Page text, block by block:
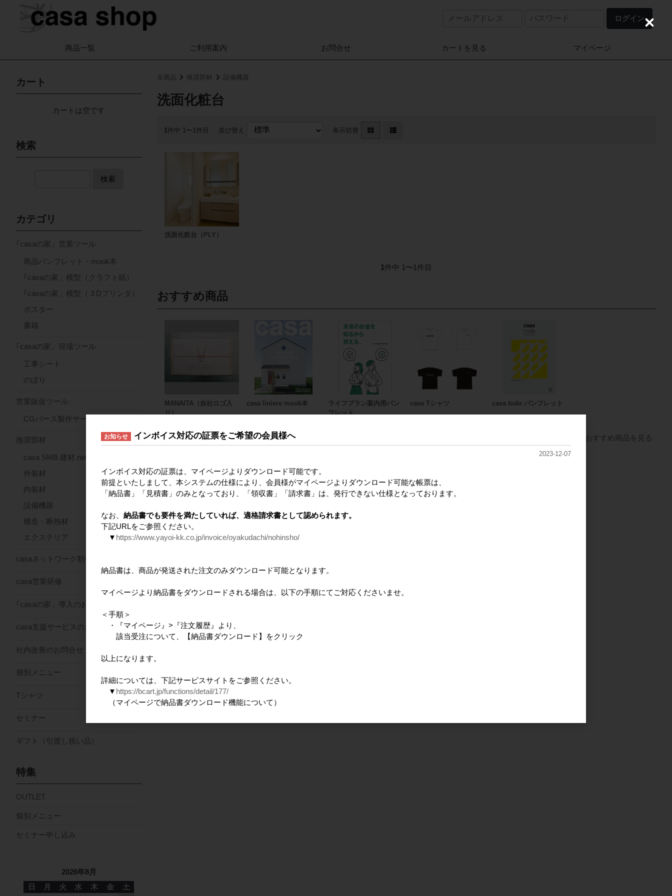
ログイン
商品一覧 ご利用案内 お問合せ カートを見る マイページ
全商品 推奨部材 設備機器
洗面化粧台
1件中 1〜1件目 並び替え 表示切替
洗面化粧台（PLY）
1件中 1〜1件目
おすすめ商品
MANAITA（自社ロゴ入
り）
casa liniere mook本
ライフプラン案内用パン
フレット
casa Tシャツ casa todo パンフレット
すべてのおすすめ商品を見る
カート
カートは空です
検索
検索
カテゴリ
｢casaの家」営業ツール
商品パンフレット・mook本
｢casaの家」模型（クラフト紙）
｢casaの家」模型（３Dプリンタ）
ポスター
書籍
｢casaの家」現場ツール
工事シート
のぼり
営業販促ツール
CGパース製作サービス
推奨部材
casa SMB 建材.net
外装材
内装材
設備機器
構造・断熱材
エクステリア
casaネットワーク割引サービス
casa営業研修
｢casaの家」導入のお問合せ
casa支援サービスのお問合せ
社内改善のお問合せ
個別メニュー
Tシャツ
セミナー
ギフト（引渡し祝い品）
特集
OUTLET
個別メニュー
セミナー申し込み
2026年8月
日
月 火 水 木 金
土
お知らせ インボイス対応の証票をご希望の会員様へ
2023-12-07
インボイス対応の証票は、マイページよりダウンロード可能です。
前提といたしまして、本システムの仕様により、会員様がマイページよりダウンロード可能な帳票は、
「納品書」「見積書」のみとなっており、「領収書」「請求書」は、発行できない仕様となっております。
なお、 納品書でも要件を満たしていれば、適格請求書として認められます。
下記URLをご参照ください。
▼ https://www.yayoi-kk.co.jp/invoice/oyakudachi/nohinsho/
納品書は、商品が発送された注文のみダウンロード可能となります。
マイページより納品書をダウンロードされる場合は、以下の手順にてご対応くださいませ。
＜手順＞
・『マイページ』>『注文履歴』より、
該当受注について、【納品書ダウンロード】をクリック
以上になります。
詳細については、下記サービスサイトをご参照ください。
▼ https://bcart.jp/functions/detail/177/
（マイページで納品書ダウンロード機能について）
C
e